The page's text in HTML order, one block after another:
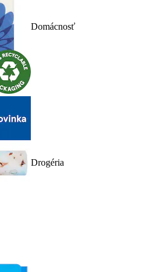
Domácnosť
Drogéria